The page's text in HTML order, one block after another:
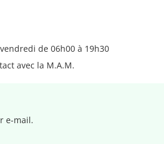
de 06h00 à 19h30
avec la M.A.M.
e-mail.